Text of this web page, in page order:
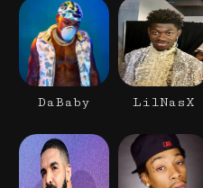
DaBaby LilNasX